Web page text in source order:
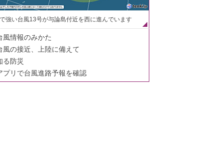
強い台風13号が与論島付近を西に進んでいます
風情報のみかた
風の接近、上陸に備えて
る防災
プリで台風進路予報を確認